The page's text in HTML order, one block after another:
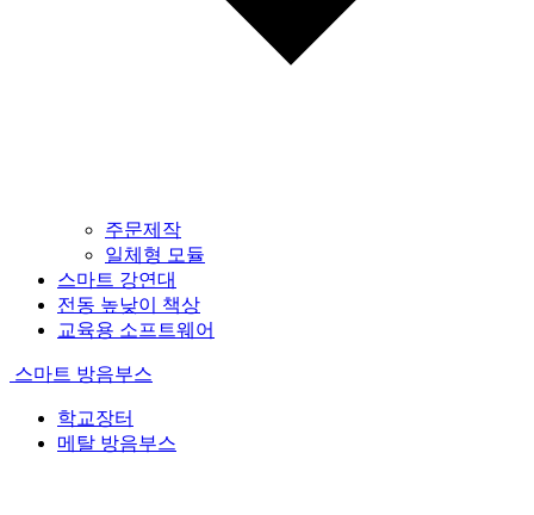
주문제작
일체형 모듈
스마트 강연대
전동 높낮이 책상
교육용 소프트웨어
스마트 방음부스
학교장터
메탈 방음부스